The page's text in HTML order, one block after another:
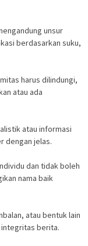
unsur
berdasarkan suku,
harus dilindungi,
atau ada
atau informasi
dengan jelas.
dan tidak boleh
nama baik
atau bentuk lain
berita.